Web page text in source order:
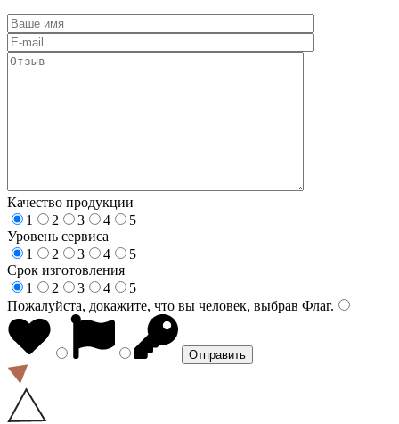
Качество продукции
1
2 3 4
5
Уровень сервиса
1
2 3 4
5
Срок изготовления
1
2 3 4
5
Пожалуйста, докажите, что вы человек, выбрав Флаг.